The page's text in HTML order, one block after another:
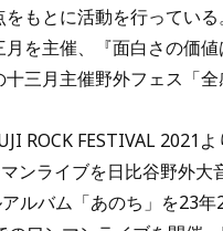
もとに活動を行っている。
を主催、『面白さの価値
三月主催野外フェス「
ROCK FESTIVAL 2021
ンライブを日比谷野外
ルバム「あのち」を23年